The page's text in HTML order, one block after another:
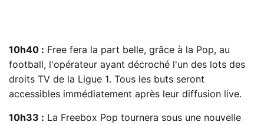
10h40 : Free fera la part belle, grâce à la Pop, au
football, l'opérateur ayant décroché l'un des lots des
droits TV de la Ligue 1. Tous les buts seront
accessibles immédiatement après leur diffusion live.
10h33 : La Freebox Pop tournera sous une nouvelle